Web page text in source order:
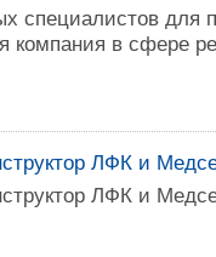
специалистов для
компания в сфере
ЛФК и
ЛФК и